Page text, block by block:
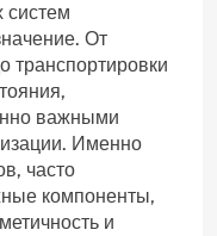
систем
От
транспортировки
важными
Именно
часто
компоненты,
и